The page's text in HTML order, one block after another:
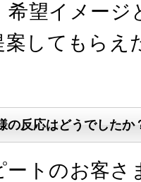
希望イメージ
案してもらえ
の反応はどうでしたか
ートのお客さ